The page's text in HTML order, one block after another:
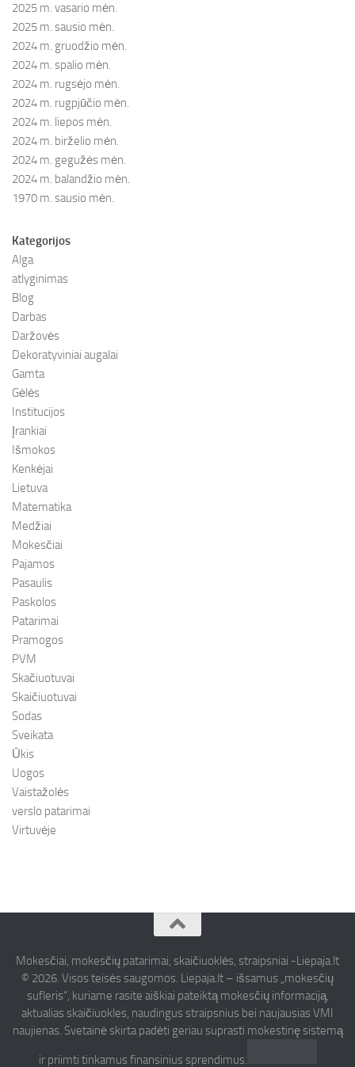
2025 m. vasario mėn.
2025 m. sausio mėn.
2024 m. gruodžio mėn.
2024 m. spalio mėn.
2024 m. rugsėjo mėn.
2024 m. rugpjūčio mėn.
2024 m. liepos mėn.
2024 m. birželio mėn.
2024 m. gegužės mėn.
2024 m. balandžio mėn.
1970 m. sausio mėn.
Kategorijos
Alga
atlyginimas
Blog
Darbas
Daržovės
Dekoratyviniai augalai
Gamta
Gėlės
Institucijos
Įrankiai
Išmokos
Kenkėjai
Lietuva
Matematika
Medžiai
Mokesčiai
Pajamos
Pasaulis
Paskolos
Patarimai
Pramogos
PVM
Skačiuotuvai
Skaičiuotuvai
Sodas
Sveikata
Ūkis
Uogos
Vaistažolės
verslo patarimai
Virtuvėje
Mokesčiai, mokesčių patarimai, skaičiuoklės, straipsniai -Liepaja.lt
© 2026. Visos teisės saugomos. Liepaja.lt – išsamus „mokesčių
sufleris“, kuriame rasite aiškiai pateiktą mokesčių informaciją,
aktualias skaičiuokles, naudingus straipsnius bei naujausias VMI
naujienas. Svetainė skirta padėti geriau suprasti mokestinę sistemą
ir priimti tinkamus finansinius sprendimus.